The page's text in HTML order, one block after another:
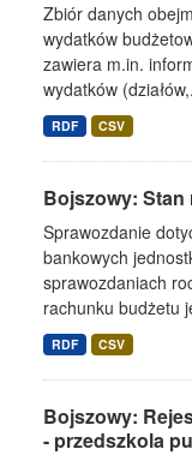
Zbiór danych
wydatków
zawiera m.in.
wydatków
RDF CSV
Bojszowy: Stan
Sprawozdanie
bankowych
sprawozdaniach
rachunku budżetu
RDF CSV
Bojszowy:
- przedszkola